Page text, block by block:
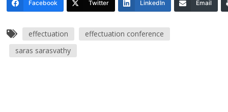
Facebook Twitter LinkedIn Email
effectuation
effectuation conference
saras sarasvathy